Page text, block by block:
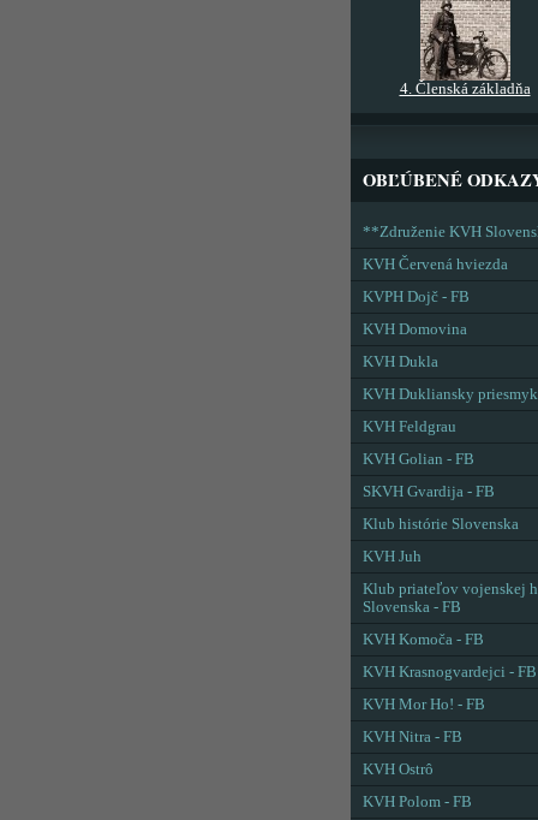
4. Členská základňa
OBĽÚBENÉ
**Združenie KVH
KVH Červená hviezda
KVPH Dojč - FB
KVH Domovina
KVH Dukla
KVH Dukliansky priesmyk
KVH Feldgrau
KVH Golian - FB
SKVH Gvardija - FB
Klub histórie Slovenska
KVH Juh
Klub priateľov vojenskej
Slovenska - FB
KVH Komoča - FB
KVH Krasnogvardejci - FB
KVH Mor Ho! - FB
KVH Nitra - FB
KVH Ostrô
KVH Polom - FB